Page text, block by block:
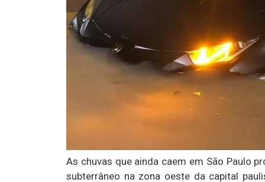
As chuvas que ainda caem em São Paulo
subterrâneo na zona oeste da capital